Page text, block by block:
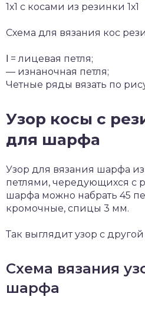
1х1 с косами из резинки 1х1
Схема для вязания кос
Ι = лицевая петля;
— изнаночная петля;
Четные ряды вязать по
Узор косы с
для шарфа
Узор для вязания шарфа
петлями, чередующихся с
шарфа можно набрать 45
кромочные, спицы 3 мм.
Так выглядит узор с
Схема вязания
шарфа